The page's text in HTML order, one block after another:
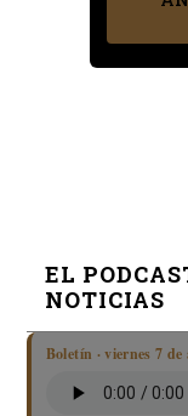
EL
NOTICIAS
Boletín · viernes 7 de